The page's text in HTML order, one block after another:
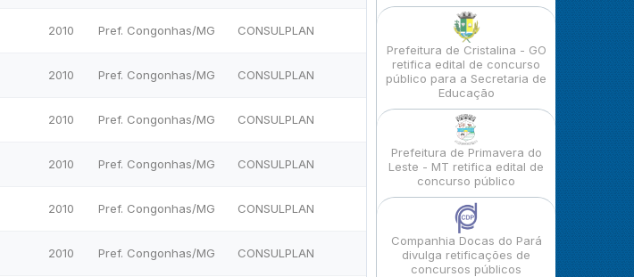
2010 Pref. Congonhas/MG CONSULPLAN
2010 Pref. Congonhas/MG CONSULPLAN
2010 Pref. Congonhas/MG CONSULPLAN
2010 Pref. Congonhas/MG CONSULPLAN
2010 Pref. Congonhas/MG CONSULPLAN
2010 Pref. Congonhas/MG CONSULPLAN
Prefeitura de Cristalina - GO
retifica edital de concurso
público para a Secretaria de
Educação
Prefeitura de Primavera do
Leste - MT retifica edital de
concurso público
Companhia Docas do Pará
divulga retificações de
concursos públicos